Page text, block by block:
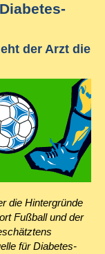
der Arzt die
die Hintergründe
Fußball und der
für Diabetes-